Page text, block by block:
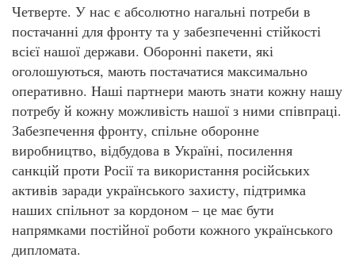
Четверте. У нас є абсолютно нагальні потреби в
постачанні для фронту та у забезпеченні стійкості
всієї нашої держави. Оборонні пакети, які
оголошуються, мають постачатися максимально
оперативно. Наші партнери мають знати кожну нашу
потребу й кожну можливість нашої з ними співпраці.
Забезпечення фронту, спільне оборонне
виробництво, відбудова в Україні, посилення
санкцій проти Росії та використання російських
активів заради українського захисту, підтримка
наших спільнот за кордоном – це має бути
напрямками постійної роботи кожного українського
дипломата.